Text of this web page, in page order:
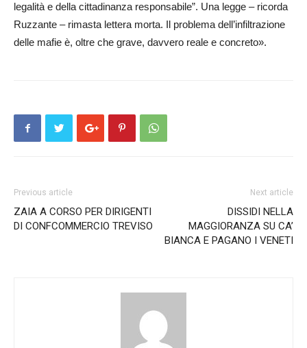
legalità e della cittadinanza responsabile”. Una legge – ricorda
Ruzzante – rimasta lettera morta. Il problema dell’infiltrazione
delle mafie è, oltre che grave, davvero reale e concreto».
Previous article
ZAIA A CORSO PER DIRIGENTI
DI CONFCOMMERCIO TREVISO
Next article
DISSIDI NELLA
MAGGIORANZA SU CA’
BIANCA E PAGANO I VENETI